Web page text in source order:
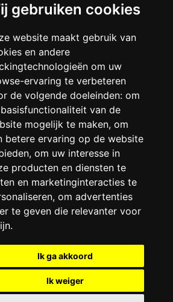
gebruiken cookies
website maakt gebruik van
en andere
om uw
ervaring te verbeteren
de volgende doeleinden: om
van de
mogelijk te maken, om
betere ervaring op de website
, om uw interesse in
producten en diensten te
en marketinginteracties te
, om advertenties
te geven die relevanter voor
.
Ik ga akkoord
Ik weiger
lees hier!
0547 - 262 565
nummer: NL823086161B01
4016 4024 0162 9257 00
© 2006-2026Swingshop.nl
vermelding op het pakket • Op werkdagen
besteld = dezelfde dag verzonden